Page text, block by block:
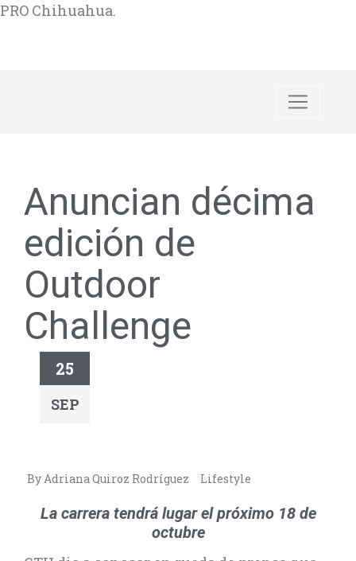
PRO Chihuahua.
Anuncian décima
edición de
Outdoor
Challenge
25
SEP
By Adriana Quiroz Rodríguez Lifestyle
La carrera tendrá lugar el próximo 18 de
octubre